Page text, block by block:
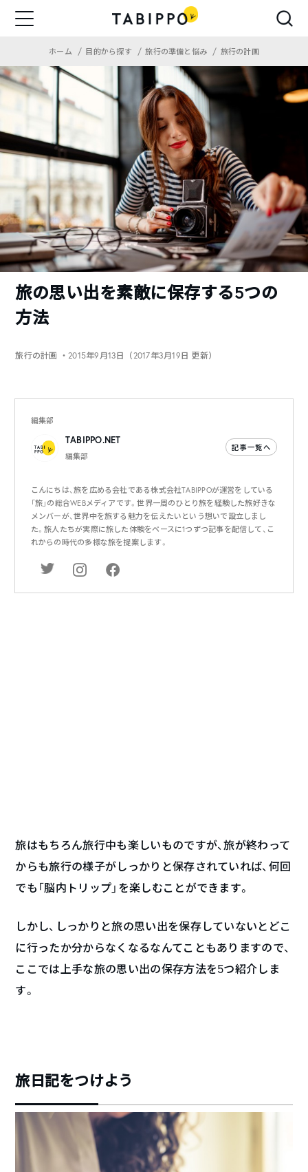
ホーム 目的から探す 旅行の準備と悩み 旅行の計画
旅の思い出を素敵に保存する5つの
方法
旅行の計画 ・2015年9月13日（2017年3月19日 更新）
編集部
TABIPPO.NET
編集部
記事一覧へ
こんにちは、旅を広める会社である株式会社TABIPPOが運営をしている
「旅」の総合WEBメディアです。世界一周のひとり旅を経験した旅好きな
メンバーが、世界中を旅する魅力を伝えたいという想いで設立しまし
た。旅人たちが実際に旅した体験をベースに1つずつ記事を配信して、こ
れからの時代の多様な旅を提案します。
旅はもちろん旅行中も楽しいものですが、旅が終わって
からも旅行の様子がしっかりと保存されていれば、何回
でも「脳内トリップ」を楽しむことができます。
しかし、しっかりと旅の思い出を保存していないとどこ
に行ったか分からなくなるなんてこともありますので、
ここでは上手な旅の思い出の保存方法を5つ紹介しま
す。
旅日記をつけよう